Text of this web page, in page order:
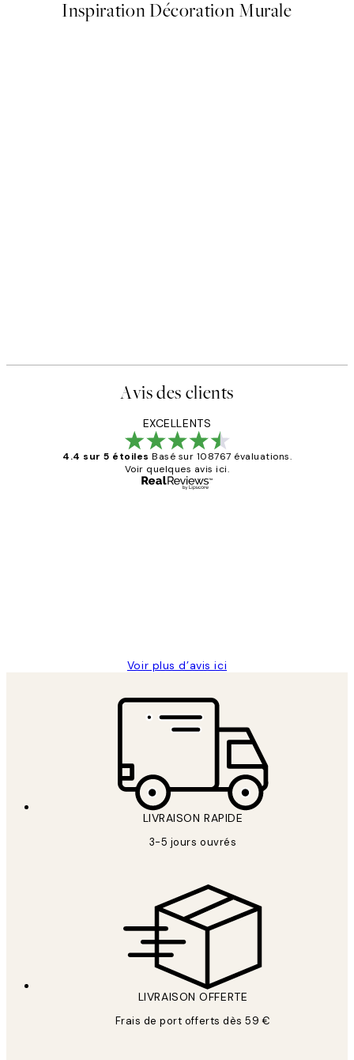
Inspiration Décoration Murale
Avis des clients
EXCELLENTS
4.4 sur 5 étoiles Basé sur 108767 évaluations.
Voir quelques avis ici.
Voir plus d’avis ici
LIVRAISON RAPIDE
3-5 jours ouvrés
LIVRAISON OFFERTE
Frais de port offerts dès 59 €